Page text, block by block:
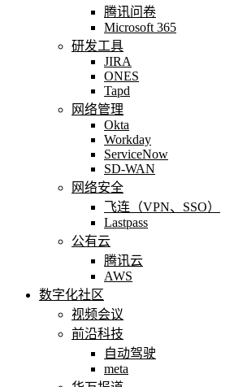
腾讯问卷
Microsoft 365
研发工具
JIRA
ONES
Tapd
网络管理
Okta
Workday
ServiceNow
SD-WAN
网络安全
飞连（VPN、SSO）
Lastpass
公有云
腾讯云
AWS
数字化社区
视频会议
前沿科技
自动驾驶
meta